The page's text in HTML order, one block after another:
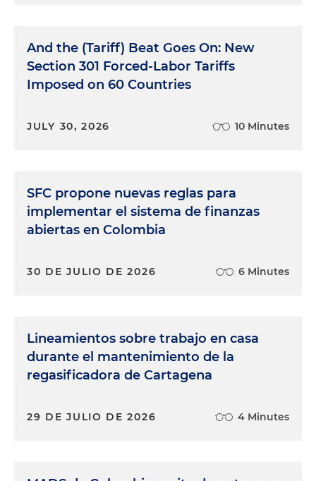
And the (Tariff) Beat Goes On: New
Section 301 Forced-Labor Tariffs
Imposed on 60 Countries
JULY 30, 2026 10 Minutes
SFC propone nuevas reglas para
implementar el sistema de finanzas
abiertas en Colombia
30 DE JULIO DE 2026 6 Minutes
Lineamientos sobre trabajo en casa
durante el mantenimiento de la
regasificadora de Cartagena
29 DE JULIO DE 2026 4 Minutes